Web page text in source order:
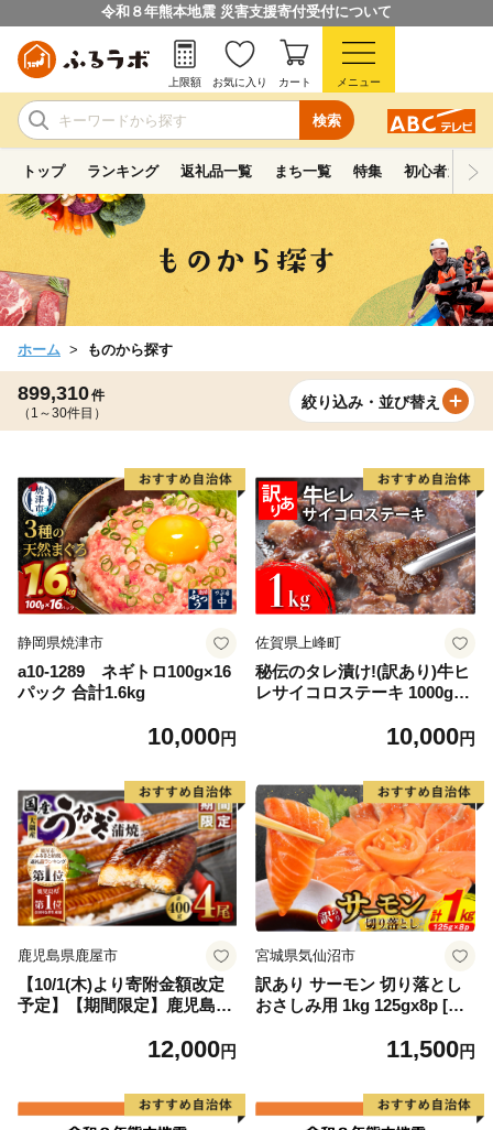
令和８年熊本地震 災害支援寄付受付について
検索
上限額 お気に入り カート メニュー
トップ ランキング 返礼品一覧 まち一覧 特集 初心者ガイド
ホーム ものから探す
899,310件
（1～30件目）
絞り込み・並び替え
静岡県焼津市
a10-1289 ネギトロ100g×16
パック 合計1.6kg
10,000円
佐賀県上峰町
秘伝のタレ漬け!(訳あり)牛ヒ
レサイコロステーキ 1000g
10,000円
鹿児島県鹿屋市
【10/1(木)より寄附金額改定
予定】【期間限定】鹿児島県
12,000円
宮城県気仙沼市
訳あり サーモン 切り落とし
おさしみ用 1kg 125gx8p [足
4313] 魚 魚介類 鮭 お刺し身
介
11,500円